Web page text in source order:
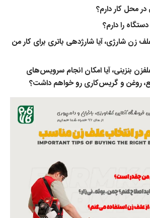
محل کار دارم؟
را دارم؟
زن شارژی، آیا شارژدهی باتری برای کار من
بنزینی، آیا امکان انجام سرویس‌های
روغن و گریس‌کاری رو خواهم داشت؟